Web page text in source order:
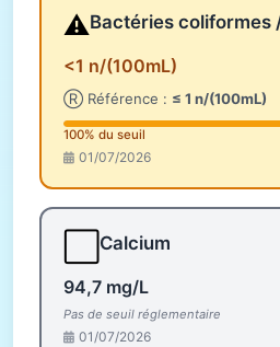
⚠️Bactéries coliformes
<1 n/(100mL)
Ⓡ Référence : ≤ 1 n/(100mL)
100% du seuil
01/07/2026
Calcium
94,7 mg/L
Pas de seuil réglementaire
01/07/2026